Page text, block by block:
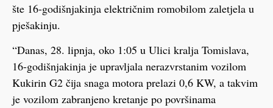
šte 16-godišnjakinja električnim romobilom zaletjela u
pješakinju.
“Danas, 28. lipnja, oko 1:05 u Ulici kralja Tomislava,
16-godišnjakinja je upravljala nerazvrstanim vozilom
Kukirin G2 čija snaga motora prelazi 0,6 KW, a takvim
je vozilom zabranjeno kretanje po površinama